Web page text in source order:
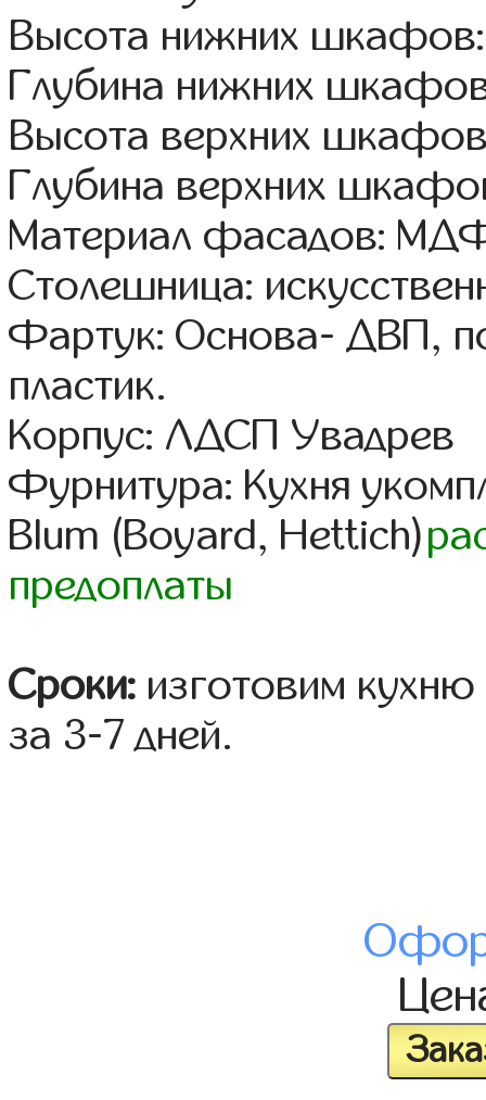
Высота нижних
Глубина нижних
Высота верхних
Глубина верхних
Материал фасадов:
Столешница:
Фартук: Основа- ДВП,
пластик.
Корпус: ЛДСП Увадрев
Фурнитура: Кухня
Blum (Boyard, Hettich)
предоплаты
Сроки: изготовим
за 3-7 дней.